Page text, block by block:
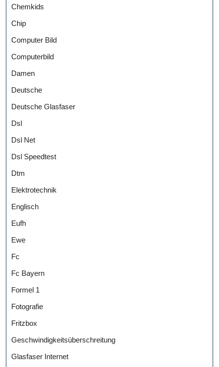
Chemkids
Chip
Computer Bild
Computerbild
Damen
Deutsche
Deutsche Glasfaser
Dsl
Dsl Net
Dsl Speedtest
Dtm
Elektrotechnik
Englisch
Eufh
Ewe
Fc
Fc Bayern
Formel 1
Fotografie
Fritzbox
Geschwindigkeitsüberschreitung
Glasfaser Internet